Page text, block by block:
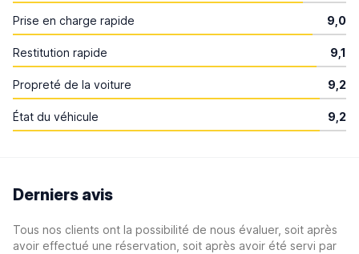
Prise en charge rapide 9,0
Restitution rapide 9,1
Propreté de la voiture 9,2
État du véhicule 9,2
Derniers avis
Tous nos clients ont la possibilité de nous évaluer, soit après
avoir effectué une réservation, soit après avoir été servi par